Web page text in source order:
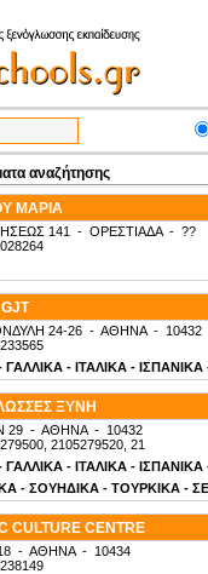
αναζήτησης
ΜΑΡΙΑ
141 - ΟΡΕΣΤΙΑΔΑ- ??
24-26 - ΑΘΗΝΑ- 10432
ΓΑΛΛΙΚΑ - ΙΤΑΛΙΚΑ -
ΞΥΝΗ
29 - ΑΘΗΝΑ- 10432
2105279520, 21
ΓΑΛΛΙΚΑ - ΙΤΑΛΙΚΑ -
- ΣΟΥΗΔΙΚΑ - ΤΟΥΡΚΙΚΑ -
CULTURE CENTRE
- ΑΘΗΝΑ- 10434